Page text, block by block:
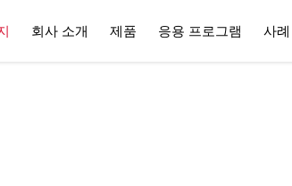
회사 소개 제품 응용 프로그램 사례